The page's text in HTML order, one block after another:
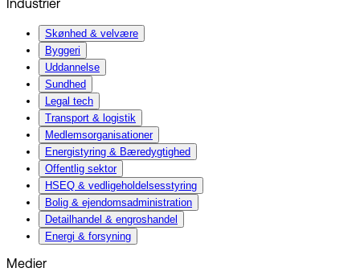
Industrier
Skønhed & velvære
Byggeri
Uddannelse
Sundhed
Legal tech
Transport & logistik
Medlemsorganisationer
Energistyring & Bæredygtighed
Offentlig sektor
HSEQ & vedligeholdelsesstyring
Bolig & ejendomsadministration
Detailhandel & engroshandel
Energi & forsyning
Medier